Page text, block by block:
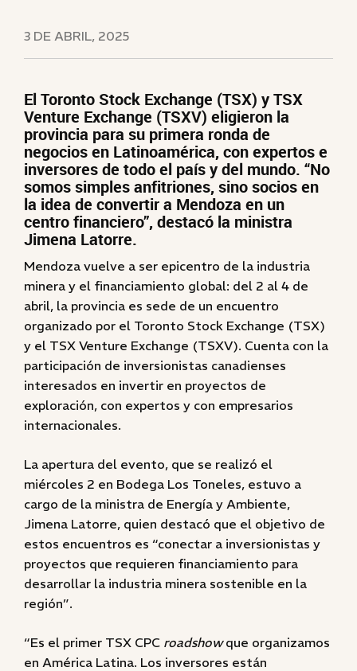
3 DE ABRIL, 2025
El Toronto Stock Exchange (TSX) y TSX
Venture Exchange (TSXV) eligieron la
provincia para su primera ronda de
negocios en Latinoamérica, con expertos e
inversores de todo el país y del mundo. “No
somos simples anfitriones, sino socios en
la idea de convertir a Mendoza en un
centro financiero”, destacó la ministra
Jimena Latorre.
Mendoza vuelve a ser epicentro de la industria
minera y el financiamiento global: del 2 al 4 de
abril, la provincia es sede de un encuentro
organizado por el Toronto Stock Exchange (TSX)
y el TSX Venture Exchange (TSXV). Cuenta con la
participación de inversionistas canadienses
interesados en invertir en proyectos de
exploración, con expertos y con empresarios
internacionales.
La apertura del evento, que se realizó el
miércoles 2 en Bodega Los Toneles, estuvo a
cargo de la ministra de Energía y Ambiente,
Jimena Latorre, quien destacó que el objetivo de
estos encuentros es “conectar a inversionistas y
proyectos que requieren financiamiento para
desarrollar la industria minera sostenible en la
región”.
“Es el primer TSX CPC roadshowque organizamos
en América Latina. Los inversores están